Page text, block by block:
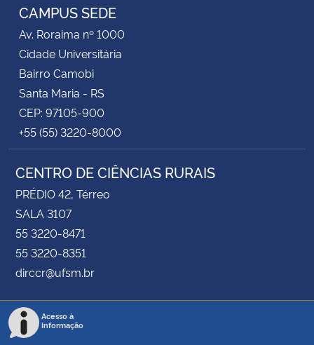
CAMPUS SEDE
Av. Roraima nº 1000
Cidade Universitária
Bairro Camobi
Santa Maria - RS
CEP: 97105-900
+55 (55) 3220-8000
CENTRO DE CIÊNCIAS RURAIS
PRÉDIO 42, Térreo
SALA 3107
55 3220-8471
55 3220-8351
dirccr@ufsm.br
Acesso à
Informação